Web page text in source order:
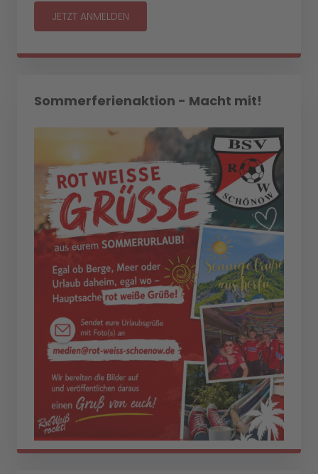
JETZT ANMELDEN
Sommerferienaktion - Macht mit!